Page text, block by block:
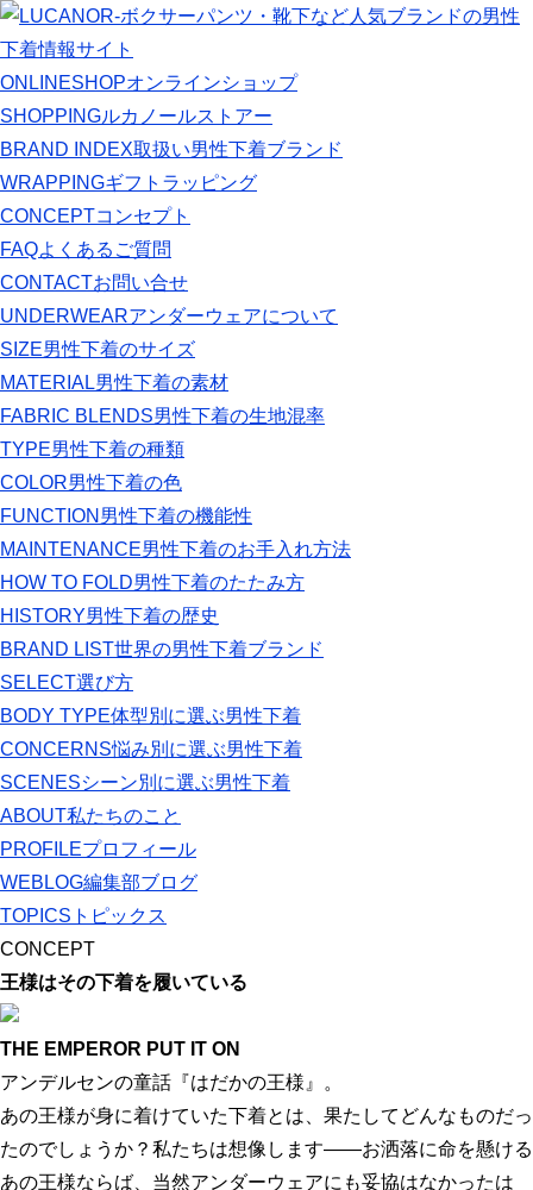
ONLINESHOPオンラインショップ
SHOPPINGルカノールストアー
BRAND INDEX取扱い男性下着ブランド
WRAPPINGギフトラッピング
CONCEPTコンセプト
FAQよくあるご質問
CONTACTお問い合せ
UNDERWEARアンダーウェアについて
SIZE男性下着のサイズ
MATERIAL男性下着の素材
FABRIC BLENDS男性下着の生地混率
TYPE男性下着の種類
COLOR男性下着の色
FUNCTION 男性下着の機能性
MAINTENANCE男性下着のお手入れ方法
HOW TO FOLD男性下着のたたみ方
HISTORY男性下着の歴史
BRAND LIST世界の男性下着ブランド
SELECT選び方
BODY TYPE体型別に選ぶ男性下着
CONCERNS悩み別に選ぶ男性下着
SCENESシーン別に選ぶ男性下着
ABOUT私たちのこと
PROFILEプロフィール
WEBLOG編集部ブログ
TOPICS トピックス
CONCEPT
王様はその下着を履いている
THE EMPEROR PUT IT ON
アンデルセンの童話『はだかの王様』。
あの王様が身に着けていた下着とは、果たしてどんなものだっ
たのでしょうか？私たちは想像します——お洒落に命を懸ける
あの王様ならば、当然アンダーウェアにも妥協はなかったは